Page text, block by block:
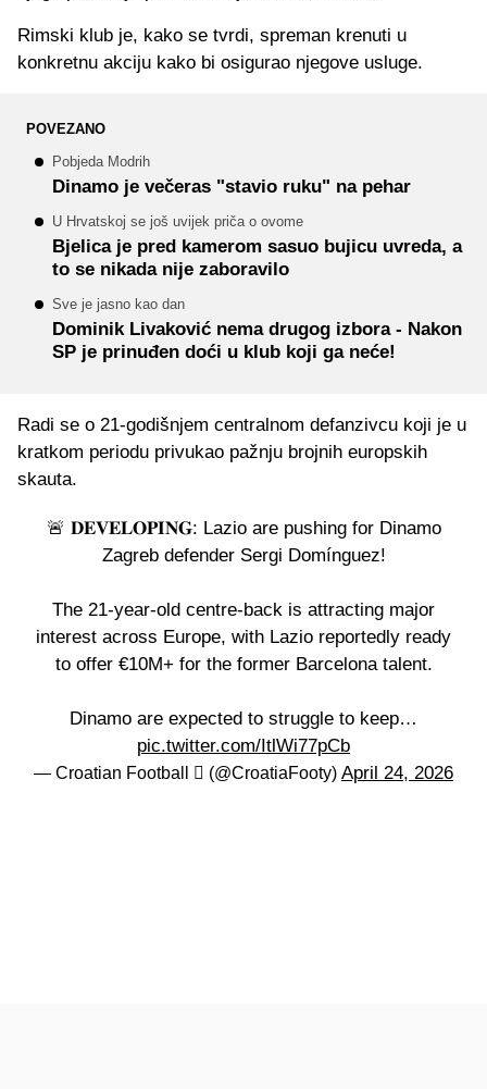
Rimski klub je, kako se tvrdi, spreman krenuti u
konkretnu akciju kako bi osigurao njegove usluge.
POVEZANO
Pobjeda Modrih
Dinamo je večeras "stavio ruku" na pehar
U Hrvatskoj se još uvijek priča o ovome
Bjelica je pred kamerom sasuo bujicu uvreda, a
to se nikada nije zaboravilo
Sve je jasno kao dan
Dominik Livaković nema drugog izbora - Nakon
SP je prinuđen doći u klub koji ga neće!
Radi se o 21-godišnjem centralnom defanzivcu koji je u
kratkom periodu privukao pažnju brojnih europskih
skauta.
🚨 𝐃𝐄𝐕𝐄𝐋𝐎𝐏𝐈𝐍𝐆: Lazio are pushing for Dinamo
Zagreb defender Sergi Domínguez!
The 21-year-old centre-back is attracting major
interest across Europe, with Lazio reportedly ready
to offer €10M+ for the former Barcelona talent.
Dinamo are expected to struggle to keep…
pic.twitter.com/ItlWi77pCb
— Croatian Football  (@CroatiaFooty) April 24, 2026